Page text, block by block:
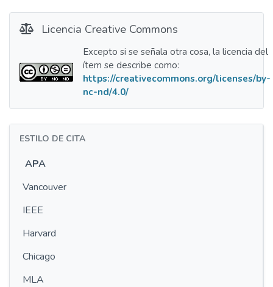
Licencia Creative Commons
Excepto si se señala otra cosa, la licencia del
ítem se describe como:
https://creativecommons.org/licenses/by-
nc-nd/4.0/
ESTILO DE CITA
APA
Vancouver
IEEE
Harvard
Chicago
MLA